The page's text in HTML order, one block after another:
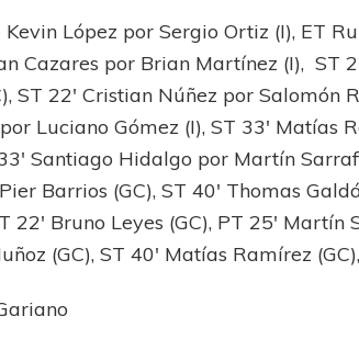
Kevin López por Sergio Ortiz (I), ET
Cazares por Brian Martínez (I), ST
ST 22′ Cristian Núñez por Salomón
Luciano Gómez (I), ST 33′ Matías
Santiago Hidalgo por Martín
Barrios (GC), ST 40′ Thomas
22′ Bruno Leyes (GC), PT 25′ Martín
(GC), ST 40′ Matías Ramírez